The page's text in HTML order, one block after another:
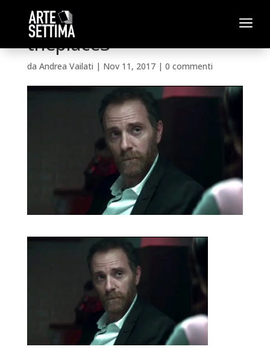
a
theplace3
da Andrea Vailati | Nov 11, 2017| 0 commenti